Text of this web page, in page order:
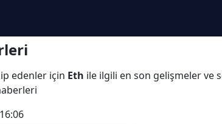
edenler için Eth ile ilgili en son gelişmeler ve